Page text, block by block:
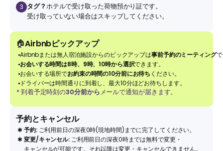
3 タグ？ホテルで受け取った荷物預かり証です。
受け取っていない場合はスキップしてください。
🏠Airbnbピックアップ
Airbnbまたは無人宿泊施設からのピックアップは事前予約のミーティング
お会いする時間は8時、9時、10時から選択できます。
お会いする場所でお約束の時間の10分前にお待ち ください。
ドライバーは時間通りに到着し、最大10分ほどお待ちします。
* 到着予定時刻の30分前からメールで通知が届きます。
予約とキャンセル
✱ 予約:ご利用前日の深夜0時(現地時間)までに完了してください。
✱ 変更/キャンセル:ご利用前日の深夜0時までは無料で変更・
キャンセルが可能です。それ以降は変更・キャンセルできません。